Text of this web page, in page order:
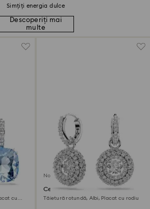
Simțiți energia dulce
Descoperiți mai
multe
cu
Nou
Cercei cu drop Sublima
Tăietură rotundă, Albi, Placat cu rodiu